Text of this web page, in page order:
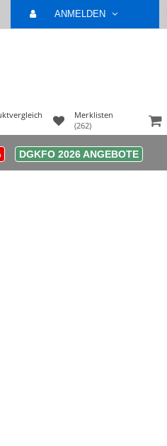
ANMELDEN
Merklisten
(262)
DGKFO 2026 ANGEBOTE